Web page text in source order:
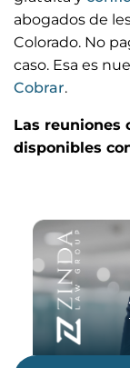
abogados de
Colorado. No
caso. Esa es
Cobrar.
Las reuniones
disponibles